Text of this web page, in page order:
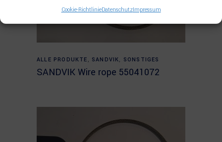
Cookie-RichtlinieDatenschutzImpressum
Read more
ALLE PRODUKTE , SANDVIK, SONSTIGES
SANDVIK Wire rope 55041072